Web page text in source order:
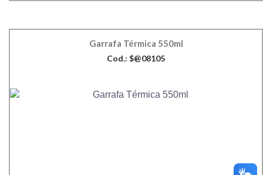
Garrafa Térmica 550ml
Cod.: $@08105